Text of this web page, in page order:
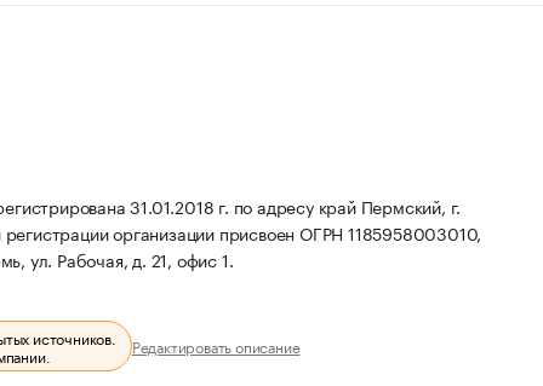
31.01.2018 г. по адресу край Пермский, г.
организации присвоен ОГРН 1185958003010,
ул. Рабочая, д. 21, офис 1.
источников. Редактировать описание